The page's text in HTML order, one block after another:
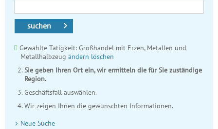
suchen
Gewählte Tätigkeit: Großhandel mit Erzen, Metallen und
Metallhalbzeug ändern löschen
Sie geben Ihren Ort ein, wir ermitteln die für Sie zuständige
Region.
Geschäftsfall auswählen.
Wir zeigen Ihnen die gewünschten Informationen.
Neue Suche